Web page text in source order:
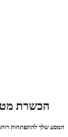
הכשרת
המסע שלך להתפתחות